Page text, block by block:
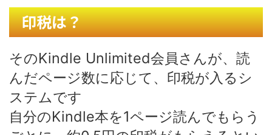
印税は？
そのKindle Unlimited会員さんが、読
んだページ数に応じて、印税が入るシ
ステムです
自分のKindle本を1ページ読んでもらう